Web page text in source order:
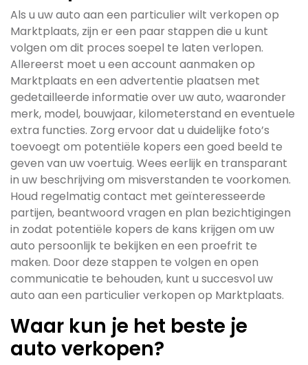
Als u uw auto aan een particulier wilt verkopen op
Marktplaats, zijn er een paar stappen die u kunt
volgen om dit proces soepel te laten verlopen.
Allereerst moet u een account aanmaken op
Marktplaats en een advertentie plaatsen met
gedetailleerde informatie over uw auto, waaronder
merk, model, bouwjaar, kilometerstand en eventuele
extra functies. Zorg ervoor dat u duidelijke foto’s
toevoegt om potentiële kopers een goed beeld te
geven van uw voertuig. Wees eerlijk en transparant
in uw beschrijving om misverstanden te voorkomen.
Houd regelmatig contact met geïnteresseerde
partijen, beantwoord vragen en plan bezichtigingen
in zodat potentiële kopers de kans krijgen om uw
auto persoonlijk te bekijken en een proefrit te
maken. Door deze stappen te volgen en open
communicatie te behouden, kunt u succesvol uw
auto aan een particulier verkopen op Marktplaats.
Waar kun je het beste je
auto verkopen?